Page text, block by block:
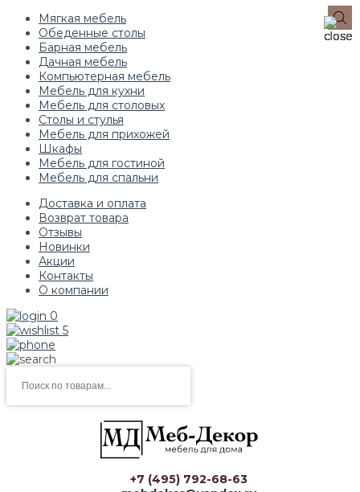
Мягкая мебель
Обеденные столы
Барная мебель
Дачная мебель
Компьютерная мебель
Мебель для кухни
Мебель для столовых
Столы и стулья
Мебель для прихожей
Шкафы
Мебель для гостиной
Мебель для спальни
Доставка и оплата
Возврат товара
Отзывы
Новинки
Акции
Контакты
О компании
0
5
товаров
+7 (495) 792-68-63